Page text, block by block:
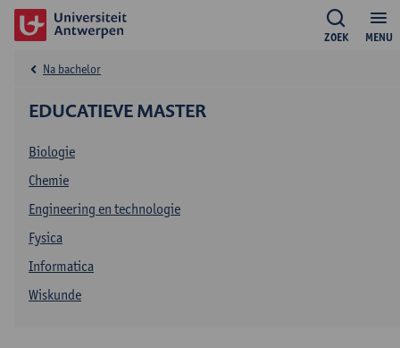
MENU
ZOEK
EDUCATIEVE MASTER
Na bachelor
Biologie
Chemie
Engineering en technologie
Fysica
Informatica
Wiskunde